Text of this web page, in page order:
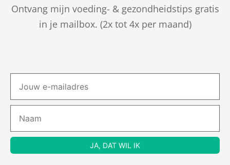
Ontvang mijn voeding- & gezondheidstips gratis
in je mailbox. (2x tot 4x per maand)